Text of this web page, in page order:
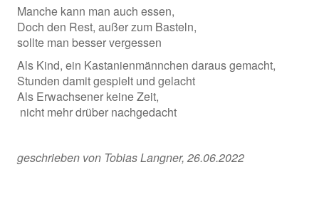
Manche kann man auch essen,
Doch den Rest, außer zum Basteln,
sollte man besser vergessen
Als Kind, ein Kastanienmännchen daraus gemacht,
Stunden damit gespielt und gelacht
Als Erwachsener keine Zeit,
nicht mehr drüber nachgedacht
geschrieben von Tobias Langner, 26.06.2022